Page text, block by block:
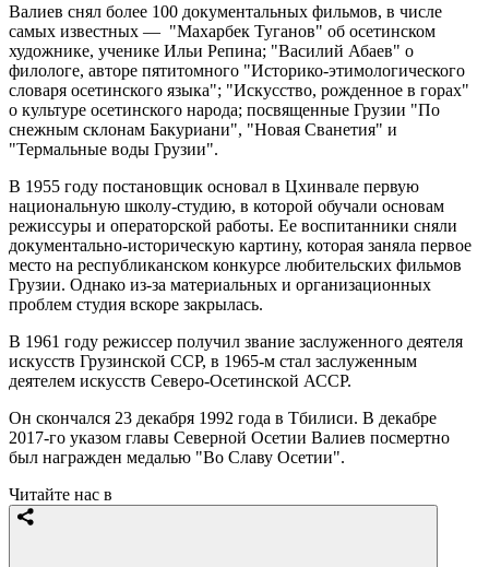
Валиев снял более 100 документальных фильмов, в числе
самых известных — "Махарбек Туганов" об осетинском
художнике, ученике Ильи Репина; "Василий Абаев" о
филологе, авторе пятитомного "Историко-этимологического
словаря осетинского языка"; "Искусство, рожденное в горах"
о культуре осетинского народа; посвященные Грузии "По
снежным склонам Бакуриани", "Новая Сванетия" и
"Термальные воды Грузии".
В 1955 году постановщик основал в Цхинвале первую
национальную школу-студию, в которой обучали основам
режиссуры и операторской работы. Ее воспитанники сняли
документально-историческую картину, которая заняла первое
место на республиканском конкурсе любительских фильмов
Грузии. Однако из-за материальных и организационных
проблем студия вскоре закрылась.
В 1961 году режиссер получил звание заслуженного деятеля
искусств Грузинской ССР, в 1965-м стал заслуженным
деятелем искусств Северо-Осетинской АССР.
Он скончался 23 декабря 1992 года в Тбилиси. В декабре
2017-го указом главы Северной Осетии Валиев посмертно
был награжден медалью "Во Славу Осетии".
Читайте нас в